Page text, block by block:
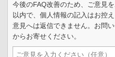
今後のFAQ改善のため、ご意見
以内で、個人情報の記入はお控
意見へは返信できません。お問
からお寄せください。